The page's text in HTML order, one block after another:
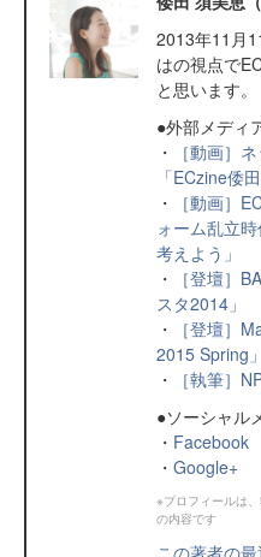
2013年11月
はの視点で
と思います。
●外部メディ
・
［動画］
「ECzine倭
・
［動画］
ォーム乱立
考えよう」
・
［登壇］
スタ2014」
・
［登壇］
2015 Spring」
・
［執筆］
●ソーシャル
・ Facebook
・ Google+
※プロフィールは
の内容です
この著者の